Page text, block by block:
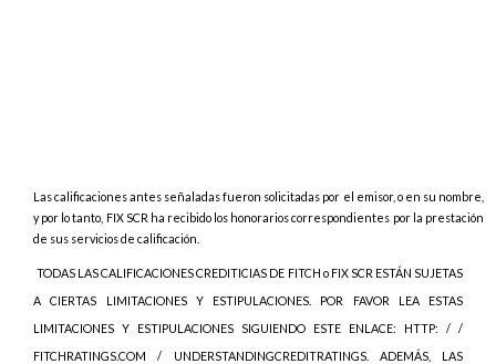
Las calificaciones antes señaladas fueron solicitadas por el emisor, o en su nombre,
y por lo tanto, FIX SCR ha recibido los honorarios correspondientes por la prestación
de sus servicios de calificación.
TODAS LAS CALIFICACIONES CREDITICIAS DE FITCH o FIX SCR ESTÁN SUJETAS
A CIERTAS LIMITACIONES Y ESTIPULACIONES. POR FAVOR LEA ESTAS
LIMITACIONES Y ESTIPULACIONES SIGUIENDO ESTE ENLACE: HTTP: / /
FITCHRATINGS.COM / UNDERSTANDINGCREDITRATINGS. ADEMÁS, LAS